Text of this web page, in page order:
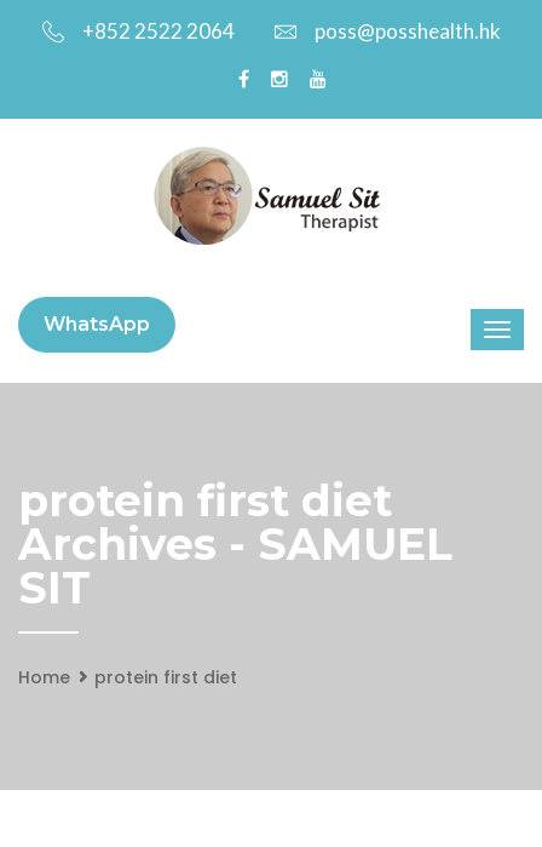
+852 2522 2064 poss@posshealth.hk
WhatsApp
protein first diet
Archives - SAMUEL
SIT
Home protein first diet